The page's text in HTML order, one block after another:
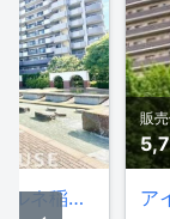
アクアフォレスタ・ルネ稲毛アクア棟
販